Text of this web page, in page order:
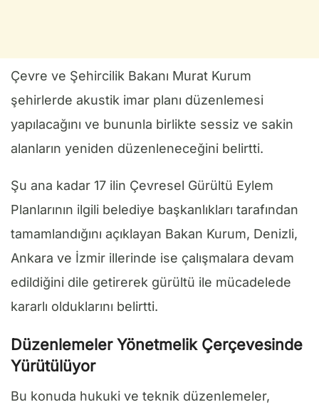
Çevre ve Şehircilik Bakanı Murat Kurum
şehirlerde akustik imar planı düzenlemesi
yapılacağını ve bununla birlikte sessiz ve sakin
alanların yeniden düzenleneceğini belirtti.
Şu ana kadar 17 ilin Çevresel Gürültü Eylem
Planlarının ilgili belediye başkanlıkları tarafından
tamamlandığını açıklayan Bakan Kurum, Denizli,
Ankara ve İzmir illerinde ise çalışmalara devam
edildiğini dile getirerek gürültü ile mücadelede
kararlı olduklarını belirtti.
Düzenlemeler Yönetmelik Çerçevesinde
Yürütülüyor
Bu konuda hukuki ve teknik düzenlemeler,